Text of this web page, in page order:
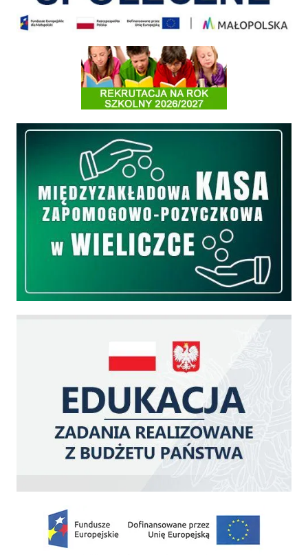
Informacja o terminach rekrutacji na rok szkolny 2026/2027
Międzyzakładowa Kasa Zapomogowo - Pożyczkowa
Zakup fabrycznie nowego, średniego samochodu ratowniczo-gaśniczego z